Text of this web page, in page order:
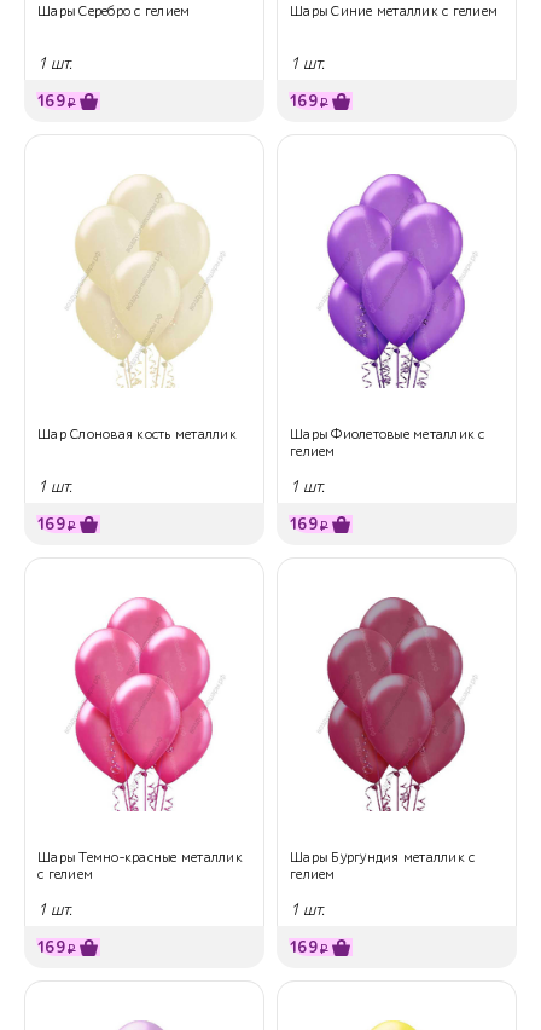
Шары Серебро с гелием
1 шт.
169₽
Шары Синие металлик с гелием
1 шт.
169₽
Шар Слоновая кость металлик
1 шт.
169₽
Шары Фиолетовые металлик с
гелием
1 шт.
169₽
Шары Темно-красные металлик
с гелием
1 шт.
169₽
Шары Бургундия металлик с
гелием
1 шт.
169₽